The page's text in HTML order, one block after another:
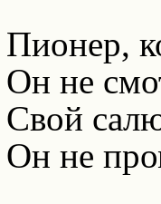
Пионер,
Он не
Свой
Он не